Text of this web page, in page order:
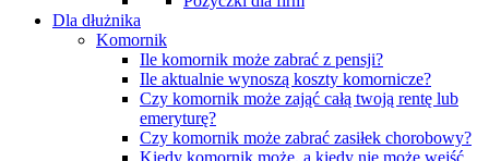
Dla dłużnika
Komornik
Ile komornik może zabrać z pensji?
Ile aktualnie wynoszą koszty komornicze?
Czy komornik może zająć całą twoją rentę lub
emeryturę?
Czy komornik może zabrać zasiłek chorobowy?
Kiedy komornik może, a kiedy nie może wejść